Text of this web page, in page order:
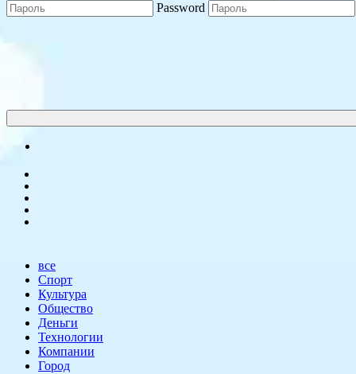
Password
все
Спорт
Культура
Общество
Деньги
Технологии
Компании
Город